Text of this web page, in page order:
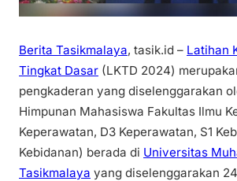
Berita Tasikmalaya, tasik.id – Latihan
Tingkat Dasar (LKTD 2024)
pengkaderan yang diselenggarakan
Himpunan Mahasiswa Fakultas Ilmu
Keperawatan, D3 Keperawatan, S1
Kebidanan) berada di Universitas
Tasikmalaya yang diselenggarakan